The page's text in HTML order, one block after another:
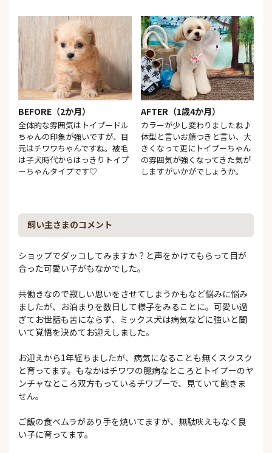
BEFORE（2か月）
全体的な雰囲気はトイプードル
ちゃんの印象が強いですが、目
元はチワワちゃんですね。被毛
は子犬時代からはっきりトイプ
ーちゃんタイプです♡
AFTER（1歳4か月）
カラーが少し変わりましたね♪
体型と言いお顔つきと言い、大
きくなって更にトイプーちゃん
の雰囲気が強くなってきた気が
しますがいかがでしょうか。
飼い主さまのコメント
ショップでダッコしてみますか？と声をかけてもらって目が
合った可愛い子がもなかでした。
共働きなので寂しい思いをさせてしまうかもなど悩みに悩み
ましたが、お泊まりを数日して様子をみることに。可愛い過
ぎてお世話も苦にならず、ミックス犬は病気などに強いと聞
いて覚悟を決めてお迎えしました。
お迎えから1年経ちましたが、病気になることも無くスクスク
と育ってます。もなかはチワワの臆病なところとトイプーのヤ
ンチャなところ双方もっているチワプーで、見ていて飽きま
せん。
ご飯の食べムラがあり手を焼いてますが、無駄吠えもなく良
い子に育ってます。